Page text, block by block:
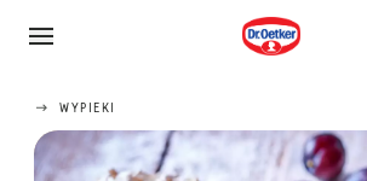
WYPIEKI